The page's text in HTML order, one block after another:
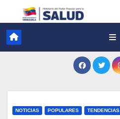
NOTICIAS POPULARES TENDENCIAS